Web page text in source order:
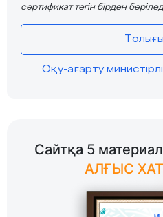
сертификат тегін бірден
Оқу-ағарту
Сайтқа 5
АЛҒЫС ХАТ